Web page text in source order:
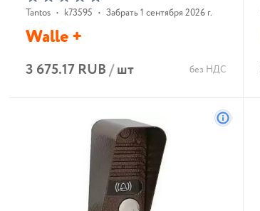
Tantos • k73595 • Забрать 1 сентября 2026 г.
Walle +
3 675.17 RUB/шт без НДС